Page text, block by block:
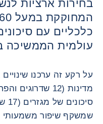
בחירות ארציות
כלכליים עם
עולמית הממשיכה
שמשקף שיפור משמעותי